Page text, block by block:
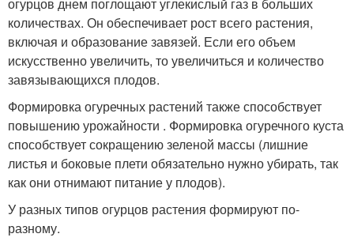
количествах. Он обеспечивает рост всего растения,
включая и образование завязей. Если его объем
искусственно увеличить, то увеличиться и количество
завязывающихся плодов.
Формировка огуречных растений также способствует
повышению урожайности . Формировка огуречного куста
способствует сокращению зеленой массы (лишние
листья и боковые плети обязательно нужно убирать, так
как они отнимают питание у плодов).
У разных типов огурцов растения формируют по-
разному.